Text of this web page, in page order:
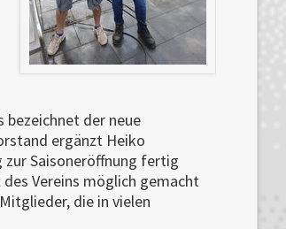
der neue
ergänzt Heiko
zur Saisoneröffnung fertig
Vereins möglich gemacht
die in vielen